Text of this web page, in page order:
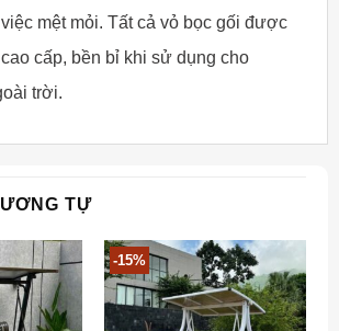
mệt mỏi. Tất cả vỏ bọc gối được
cấp, bền bỉ khi sử dụng cho
trời.
TỰ
-15%